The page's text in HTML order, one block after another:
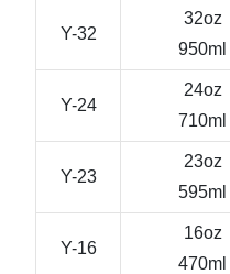
Y-32
32oz
950ml
Y-24
24oz
710ml
Y-23
23oz
595ml
Y-16
16oz
470ml